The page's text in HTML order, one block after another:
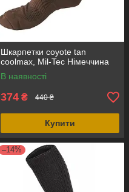
Шкарпетки coyote tan
coolmax, Mil-Tec Німеччина
В наявності
374 ₴ 440 ₴
Купити
–14%